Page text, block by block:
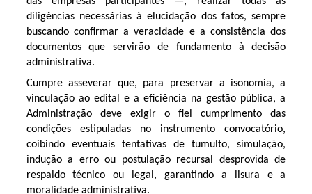
diligências necessárias à elucidação dos fatos, sempre
buscando confirmar a veracidade e a consistência dos
documentos que servirão de fundamento à decisão
administrativa.
Cumpre asseverar que, para preservar a isonomia, a
vinculação ao edital e a eficiência na gestão pública, a
Administração deve exigir o fiel cumprimento das
condições estipuladas no instrumento convocatório,
coibindo eventuais tentativas de tumulto, simulação,
indução a erro ou postulação recursal desprovida de
respaldo técnico ou legal, garantindo a lisura e a
moralidade administrativa.